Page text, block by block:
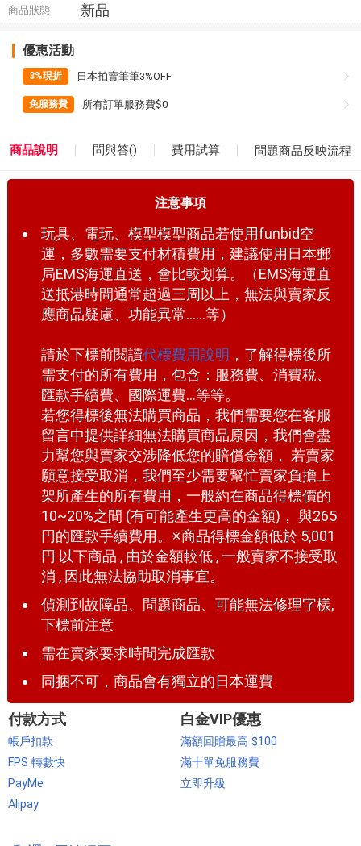
商品狀態 新品
優惠活動
3%現折 日本拍賣筆筆3%OFF
免服務費 所有訂單服務費$0
商品說明 問與答() 費用試算 問題商品反映流程
注意事項
玩具、電玩、模型模型商品若使用funbid空
運，多數需要支付材積費用，建議使用日本郵
局EMS海運直送，會比較划算。（EMS海運直
送抵港時間通常超過三周以上，無法與賣家反
應商品疑慮、功能異常......等）
請於下標前閱讀代標費用說明 ，了解得標後所
需支付的所有費用，包含：服務費、消費稅、
匯款手續費、國際運費...等等。
若您得標後無法購買商品，我們需要您在客服
留言中提供詳細無法購買商品原因，我們會盡
力幫您與賣家交涉降低您的賠償金額， 若賣家
願意接受取消，我們至少需要幫忙賣家負擔上
架所產生的所有費用，一般約在商品得標價的
10~20%之間 (有可能產生更高的金額)， 與265
円的匯款手續費用。※商品得標金額低於 5,001
円 以下商品 , 由於金額較低 , 一般賣家不接受取
消 , 因此無法協助取消事宜。
偵測到故障品、問題商品、可能無法修理字樣,
下標前注意
需在賣家要求時間完成匯款
同捆不可，商品會有獨立的日本運費
付款方式
帳戶扣款
FPS 轉數快
PayMe
Alipay
白金VIP優惠
滿額回贈最高 $100
滿十單免服務費
立即升級